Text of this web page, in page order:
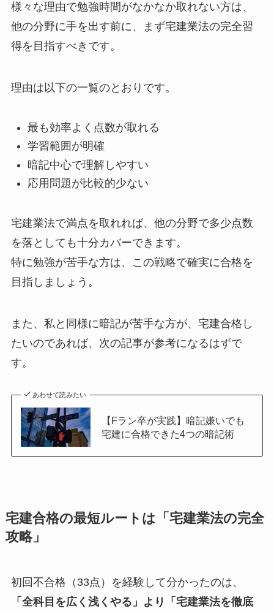
様々な理由で勉強時間がなかなか取れない方は、
他の分野に手を出す前に、まず宅建業法の完全習
得を目指すべきです。
理由は以下の一覧のとおりです。
最も効率よく点数が取れる
学習範囲が明確
暗記中心で理解しやすい
応用問題が比較的少ない
宅建業法で満点を取れれば、他の分野で多少点数
を落としても十分カバーできます。
特に勉強が苦手な方は、この戦略で確実に合格を
目指しましょう。
また、私と同様に暗記が苦手な方が、宅建合格し
たいのであれば、次の記事が参考になるはずで
す。
あわせて読みたい
【Fラン卒が実践】暗記嫌いでも
宅建に合格できた4つの暗記術
宅建合格の最短ルートは「宅建業法の完全
攻略」
初回不合格（33点）を経験して分かったのは、
「全科目を広く浅くやる」より「宅建業法を徹底